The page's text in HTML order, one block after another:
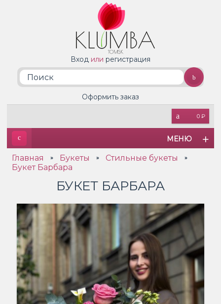
Вход или регистрация
0 ₽
Оформить заказ
МЕНЮ
Главная » Букеты » Стильные букеты »
Букет Барбара
БУКЕТ БАРБАРА